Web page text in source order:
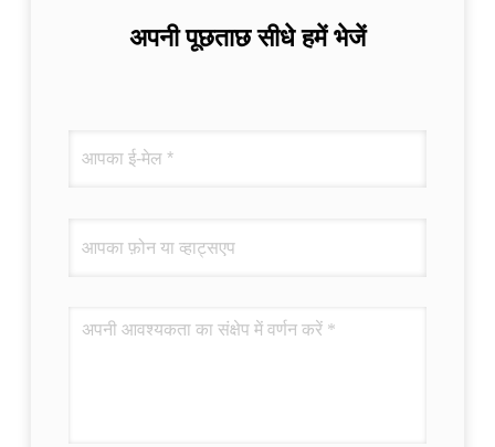
अपनी पूछताछ सीधे हमें भेजें